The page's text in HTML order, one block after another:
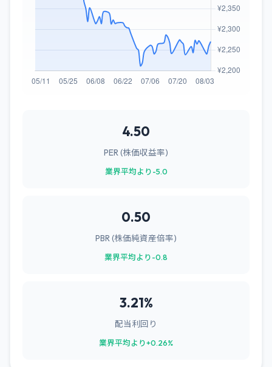
4.50
PER (株価収益率)
業界平均より-5.0
0.50
PBR (株価純資産倍率)
業界平均より-0.8
3.21%
配当利回り
業界平均より+0.26%